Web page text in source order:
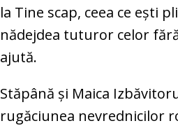
la Tine scap, ceea ce eşti
nădejdea tuturor celor
ajută.
Stăpână şi Maica
rugăciunea nevrednicilor